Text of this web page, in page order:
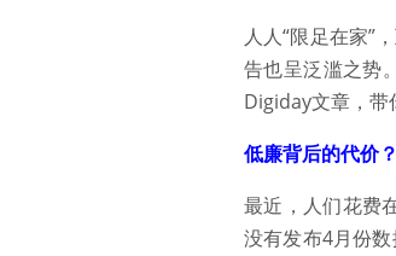
人人“限足在家”
告也呈泛滥之势
Digiday文章，带
低廉背后的代价？
最近，人们花费
没有发布4月份